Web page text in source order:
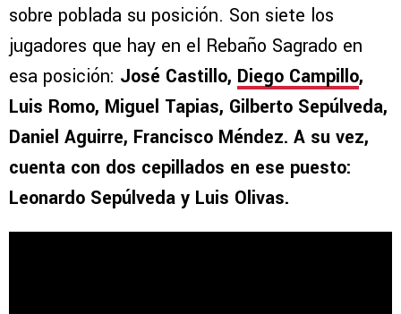
sobre poblada su posición. Son siete los
jugadores que hay en el Rebaño Sagrado en
esa posición: José Castillo, Diego Campillo,
Luis Romo, Miguel Tapias, Gilberto Sepúlveda,
Daniel Aguirre, Francisco Méndez. A su vez,
cuenta con dos cepillados en ese puesto:
Leonardo Sepúlveda y Luis Olivas.